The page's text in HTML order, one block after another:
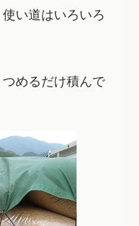
い道はいろいろ
めるだけ積んで